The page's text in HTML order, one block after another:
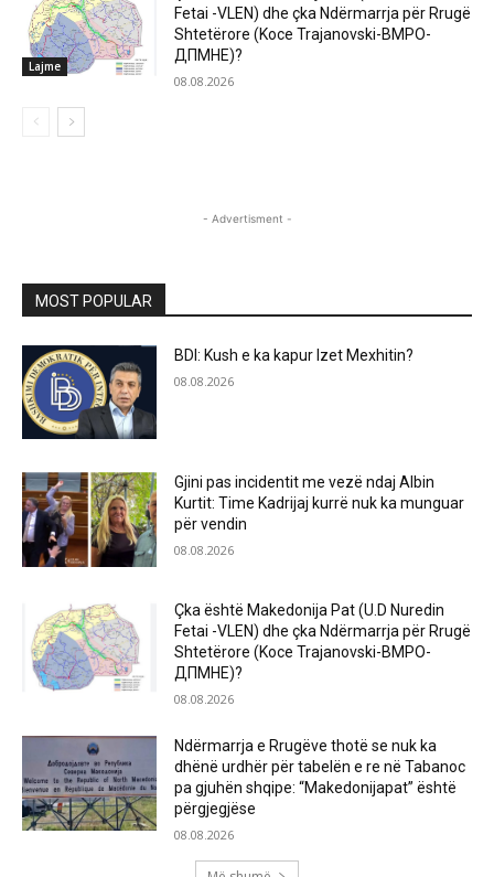
Lajme
Fetai -VLEN) dhe çka Ndërmarrja për Rrugë
Shtetërore (Koce Trajanovski-ВМРО-
ДПМНЕ)?
08.08.2026
- Advertisment -
MOST POPULAR
BDI: Kush e ka kapur Izet Mexhitin?
08.08.2026
Gjini pas incidentit me vezë ndaj Albin
Kurtit: Time Kadrijaj kurrë nuk ka munguar
për vendin
08.08.2026
Çka është Makedonija Pat (U.D Nuredin
Fetai -VLEN) dhe çka Ndërmarrja për Rrugë
Shtetërore (Koce Trajanovski-ВМРО-
ДПМНЕ)?
08.08.2026
Ndërmarrja e Rrugëve thotë se nuk ka
dhënë urdhër për tabelën e re në Tabanoc
pa gjuhën shqipe: “Makedonijapat” është
përgjegjëse
08.08.2026